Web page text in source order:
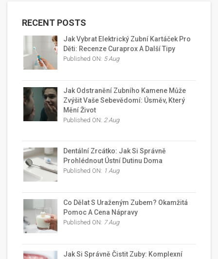
RECENT POSTS
Jak Vybrat Elektrický Zubní Kartáček Pro
Děti: Recenze Curaprox A Další Tipy
Published ON: 5 Aug
Jak Odstranění Zubního Kamene Může
Zvýšit Vaše Sebevědomí: Úsměv, Který
Mění Život
Published ON: 2 Aug
Dentální Zrcátko: Jak Si Správně
Prohlédnout Ústní Dutinu Doma
Published ON: 1 Aug
Co Dělat S Uraženým Zubem? Okamžitá
Pomoc A Cena Nápravy
Published ON: 7 Aug
Jak Si Správně Čistit Zuby: Komplexní